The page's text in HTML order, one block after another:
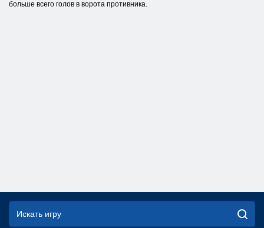
больше всего голов в ворота противника.